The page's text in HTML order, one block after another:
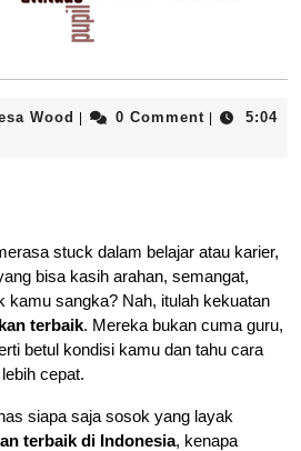
Wood Lesa
| 0 Comment |
5:04
stuck dalam belajar atau karier,
bisa kasih arahan, semangat,
kamu sangka? Nah, itulah kekuatan
terbaik. Mereka bukan cuma guru,
betul kondisi kamu dan tahu cara
cepat.
siapa saja sosok yang layak
terbaik di Indonesia, kenapa